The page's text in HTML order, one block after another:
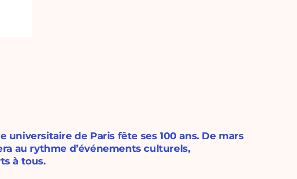
universitaire de Paris fête ses 100 ans. De mars
au rythme d’événements culturels,
à tous.